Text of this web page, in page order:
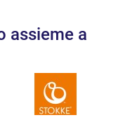
assieme a